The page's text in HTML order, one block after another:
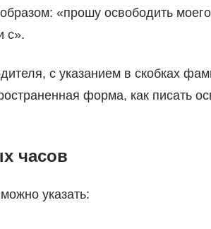
«прошу освободить
с».
с указанием в скобках
форма, как писать
часов
указать: